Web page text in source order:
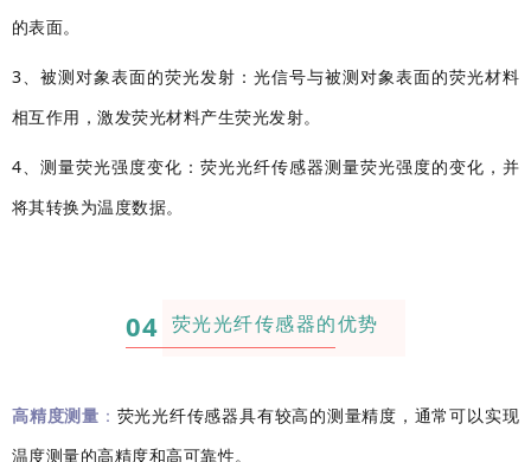
的表面。
3、被测对象表面的荧光发射： 光信号与被测对象表面的荧光材料
相互作用，激发荧光材料产生荧光发射。
4、测量荧光强度变化： 荧光光纤传感器测量荧光强度的变化，并
将其转换为温度数据。
04 荧光光纤传感器的优势
高精度测量 ： 荧光光纤传感器具有较高的测量精度，通常可以实现
温度测量的高精度和高可靠性。